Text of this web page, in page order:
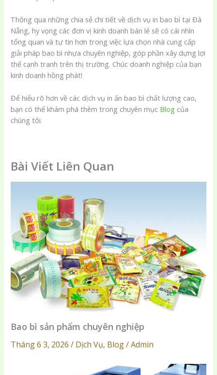
Thông qua những chia sẻ chi tiết về dịch vụ in bao bì tại Đà
Nẵng, hy vọng các đơn vị kinh doanh bán lẻ sẽ có cái nhìn
tổng quan và tự tin hơn trong việc lựa chọn nhà cung cấp
giải pháp bao bì nhựa chuyên nghiệp, góp phần xây dựng lợi
thế cạnh tranh trên thị trường. Chúc doanh nghiệp của bạn
kinh doanh hồng phát!
Để hiểu rõ hơn về các dịch vụ in ấn bao bì chất lượng cao,
bạn có thể khám phá thêm trong chuyên mục Blog của
chúng tôi.
Bài Viết Liên Quan
Bao bì sản phẩm chuyên nghiệp
Tháng 6 3, 2026 / Dịch Vụ, Blog / Admin